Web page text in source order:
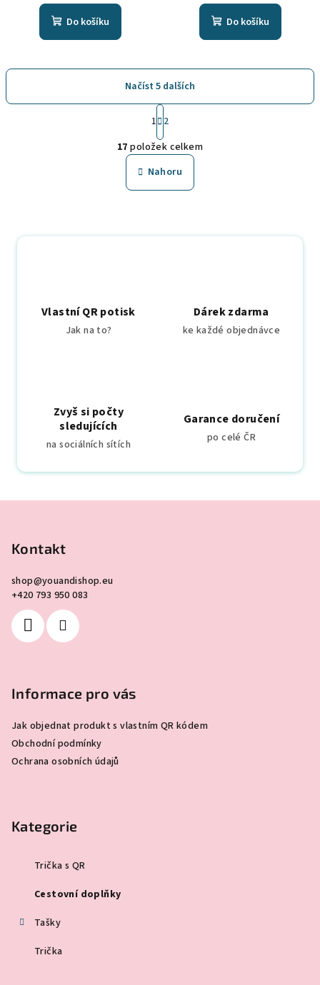
Do košíku Do košíku
O
v
l
á
c
Načíst 5 dalších
S
t
r
á
n
k
o
n
1 2
17 položek celkem
Nahoru
Vlastní QR potisk
Jak na to?
Dárek zdarma
ke každé objednávce
Zvyš si počty
sledujících
na sociálních sítích
Garance doručení
po celé ČR
Kontakt
shop@youandishop.eu
+420 793 950 083
Informace pro vás
Jak objednat produkt s vlastním QR kódem
Obchodní podmínky
Ochrana osobních údajů
Kategorie
Trička s QR
Cestovní doplňky
Tašky
Trička